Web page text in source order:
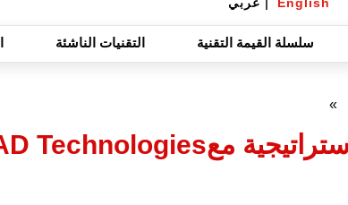
English
| عربي
سلسلة القيمة التقنية التقنيات الناشئة
»